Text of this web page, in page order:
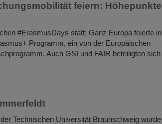
feiern: Höhepunkte
#ErasmusDays statt: Ganz Europa feierte in
Programm, ein von der Europäischen
Auch GSI und FAIR beteiligten sich
Technischen Universität Braunschweig wurde